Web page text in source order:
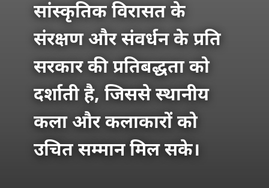
सांस्कृतिक विरासत के
संरक्षण और संवर्धन के प्रति
सरकार की प्रतिबद्धता को
दर्शाती है, जिससे स्थानीय
कला और कलाकारों को
उचित सम्मान मिल सके।